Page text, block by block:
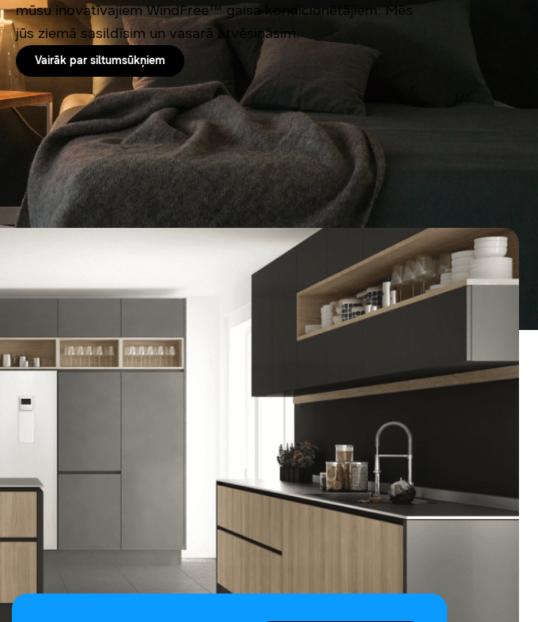
mūsu inovatīvajiem WindFree™ gaisa kondicionētājiem. Mēs
jūs ziemā sasildīsim un vasarā atvēsināsim.
Vairāk par siltumsūkņiem